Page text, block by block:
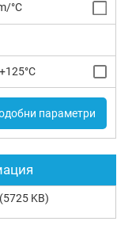
°C
параметри
(5725 KB)